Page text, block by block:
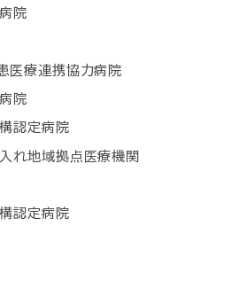
院
医療連携協力病院
院
認定病院
れ地域拠点医療機関
認定病院